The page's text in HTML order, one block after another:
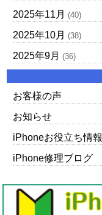
2025年11月 (40)
2025年10月 (38)
2025年9月 (36)
お客様の声
お知らせ
iPhoneお役立ち情報
iPhone修理ブログ